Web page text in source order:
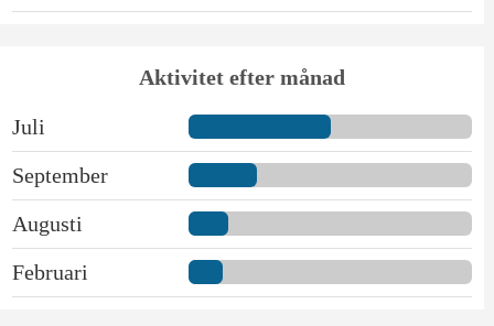
Aktivitet efter månad
Juli
September
Augusti
Februari